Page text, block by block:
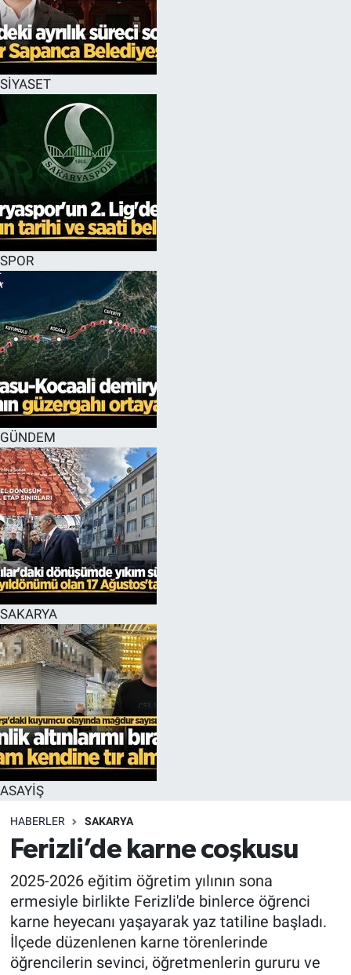
SİYASET
SPOR
GÜNDEM
SAKARYA
ASAYİŞ
HABERLER SAKARYA
Ferizli’de karne coşkusu
2025-2026 eğitim öğretim yılının sona
ermesiyle birlikte Ferizli'de binlerce öğrenci
karne heyecanı yaşayarak yaz tatiline başladı.
İlçede düzenlenen karne törenlerinde
öğrencilerin sevinci, öğretmenlerin gururu ve
EĞİTİM
ÖZEL HABER
HALK54 PANORAMA